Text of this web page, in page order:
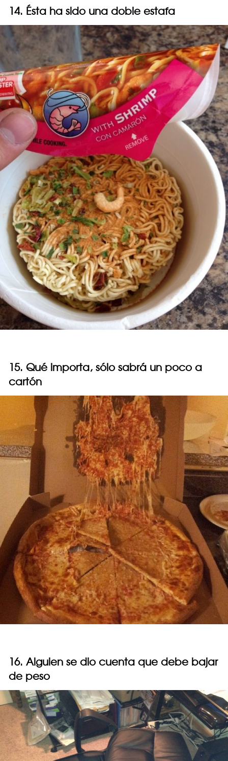
14. Ésta ha sido una doble estafa
15. Qué importa, sólo sabrá un poco a
cartón
16. Alguien se dio cuenta que debe bajar
de peso